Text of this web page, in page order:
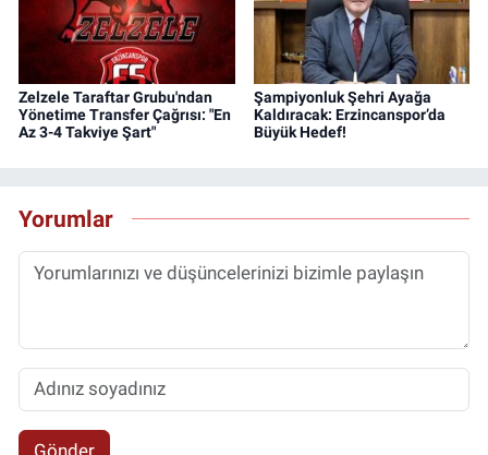
Zelzele Taraftar Grubu'ndan
Yönetime Transfer Çağrısı: "En
Az 3-4 Takviye Şart"
Şampiyonluk Şehri Ayağa
Kaldıracak: Erzincanspor’da
Büyük Hedef!
Yorumlar